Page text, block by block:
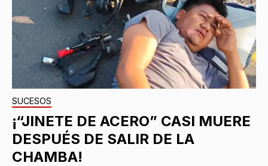
SUCESOS
¡“JINETE DE ACERO” CASI MUERE
DESPUÉS DE SALIR DE LA
CHAMBA!